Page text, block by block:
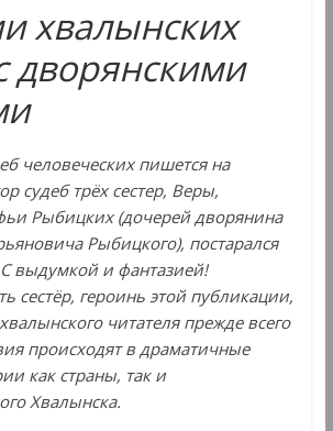
хвалынских
дворянскими
человеческих пишется на
судеб трёх сестер, Веры,
Рыбицких (дочерей дворянина
Рыбицкого), постарался
выдумкой и фантазией!
сестёр, героинь этой публикации,
читателя прежде всего
происходят в драматичные
как страны, так и
Хвалынска.